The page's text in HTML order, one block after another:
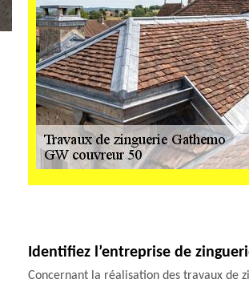
Identifiez l’entreprise de
Concernant la réalisation des travaux de